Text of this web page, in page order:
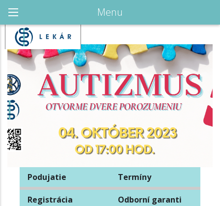
Menu
Podujatie Termíny
Registrácia Odborní garanti